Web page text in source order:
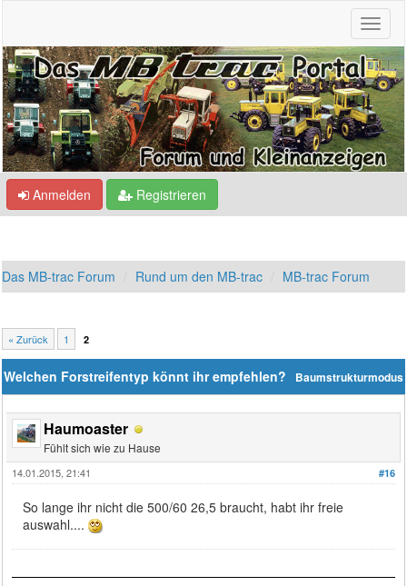
Anmelden Registrieren
Das MB-trac Forum Rund um den MB-trac MB-trac Forum
« Zurück 1 2
Baumstrukturmodus
Welchen Forstreifentyp könnt ihr empfehlen?
Haumoaster
Fühlt sich wie zu Hause
#16
14.01.2015, 21:41
So lange ihr nicht die 500/60 26,5 braucht, habt ihr freie
auswahl....